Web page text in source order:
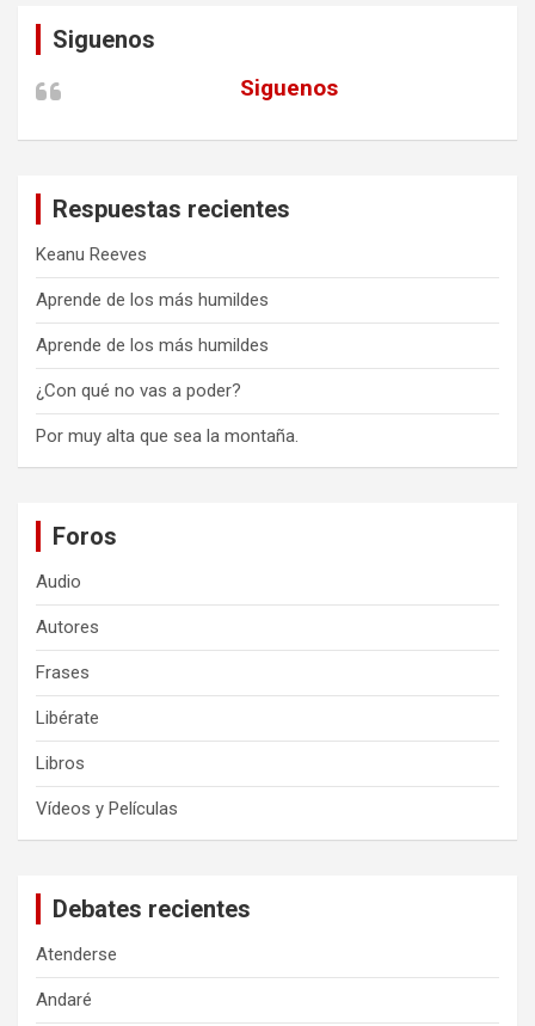
Siguenos
Siguenos
Respuestas recientes
Keanu Reeves
Aprende de los más humildes
Aprende de los más humildes
¿Con qué no vas a poder?
Por muy alta que sea la montaña.
Foros
Audio
Autores
Frases
Libérate
Libros
Vídeos y Películas
Debates recientes
Atenderse
Andaré